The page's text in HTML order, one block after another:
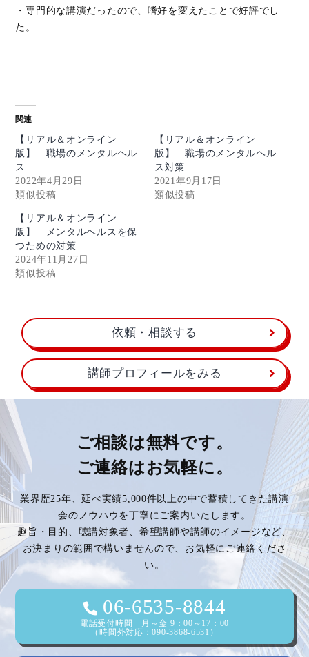
・専門的な講演だったので、嗜好を変えたことで好評でし
た。
関連
【リアル＆オンライン
版】 職場のメンタルヘル
ス
2022年4月29日
類似投稿
【リアル＆オンライン
版】 職場のメンタルヘル
ス対策
2021年9月17日
類似投稿
【リアル＆オンライン
版】 メンタルヘルスを保
つための対策
2024年11月27日
類似投稿
依頼・相談する
講師プロフィールをみる
ご相談は無料です。
ご連絡はお気軽に。
業界歴25年、延べ実績5,000件以上の中で蓄積してきた講演
会のノウハウを丁寧にご案内いたします。
趣旨・目的、聴講対象者、希望講師や講師のイメージなど、
お決まりの範囲で構いませんので、お気軽にご連絡くださ
い。
06-6535-8844
電話受付時間 月～金 9：00～17：00
（時間外対応：090-3868-6531）